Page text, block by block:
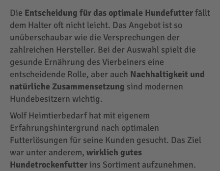
Die Entscheidung für das optimale Hundefutterfällt
dem Halter oft nicht leicht. Das Angebot ist so
unüberschaubar wie die Versprechungen der
zahlreichen Hersteller. Bei der Auswahl spielt die
gesunde Ernährung des Vierbeiners eine
entscheidende Rolle, aber auch Nachhaltigkeit und
natürliche Zusammensetzung sind modernen
Hundebesitzern wichtig.
Wolf Heimtierbedarf hat mit eigenem
Erfahrungshintergrund nach optimalen
Futterlösungen für seine Kunden gesucht. Das Ziel
war unter anderem, wirklich gutes
Hundetrockenfutter ins Sortiment aufzunehmen.